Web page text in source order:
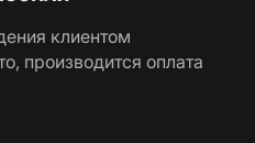
клиентом
производится оплата